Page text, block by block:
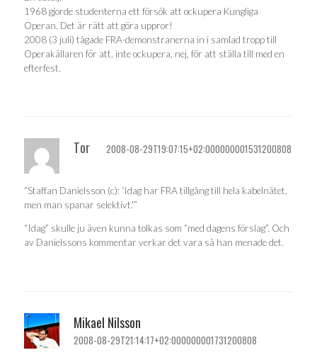
1968 gjorde studenterna ett försök att ockupera Kungliga
Operan. Det är rätt att göra uppror!
2008 (3 juli) tågade FRA-demonstranerna in i samlad tropp till
Operakällaren för att, inte ockupera, nej, för att ställa till med en
efterfest.
Tor 2008-08-29T19:07:15+02:000000001531200808
“Staffan Danielsson (c): ‘Idag har FRA tillgång till hela kabelnätet,
men man spanar selektivt.'”
“Idag” skulle ju även kunna tolkas som “med dagens förslag”. Och
av Danielssons kommentar verkar det vara så han menade det.
Mikael Nilsson
2008-08-29T21:14:17+02:000000001731200808